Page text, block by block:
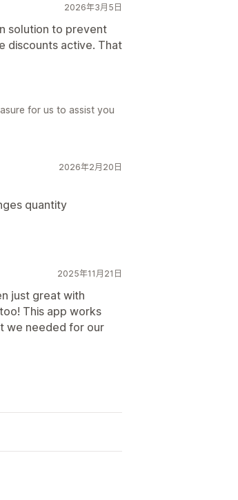
2026年3月5日
solution to prevent
discounts active. That
for us to assist you
2026年2月20日
quantity
2025年11月21日
just great with
This app works
we needed for our